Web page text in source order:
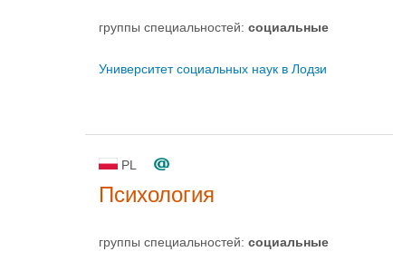
группы специальностей: социальные
Университет социальных наук в Лодзи
PL
Психология
группы специальностей: социальные